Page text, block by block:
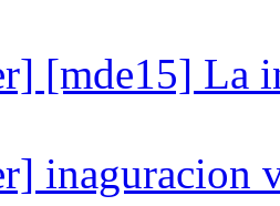
[mde15] La
inaguracion